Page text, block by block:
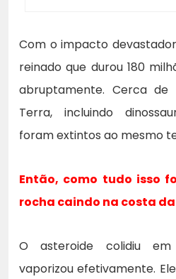
Com o impacto
reinado que durou 180
abruptamente. Cerca de
Terra, incluindo
foram extintos ao mesmo
Então, como tudo isso
rocha caindo na costa
O asteroide colidiu
vaporizou efetivamente.